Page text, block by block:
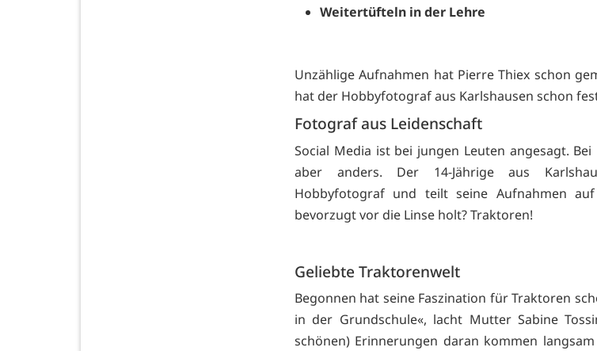
Weitertüfteln in der Lehre
Unzählige Aufnahmen hat Pierre Thiex schon
hat der Hobbyfotograf aus Karlshausen schon
Fotograf aus Leidenschaft
Social Media ist bei jungen Leuten angesagt.
aber anders. Der 14-Jährige aus
Hobbyfotograf und teilt seine Aufnahmen
bevorzugt vor die Linse holt? Traktoren!
Geliebte Traktorenwelt
Begonnen hat seine Faszination für Traktoren
in der Grundschule«, lacht Mutter Sabine
schönen) Erinnerungen daran kommen